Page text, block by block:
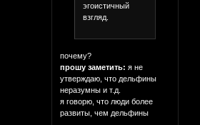
эгоистичный
взгляд.
почему?
прошу заметить: я не
утверждаю, что дельфины
неразумны и т.д.
я говорю, что люди более
развиты, чем дельфины